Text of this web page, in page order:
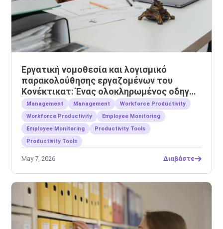
Εργατική νομοθεσία και λογισμικό
παρακολούθησης εργαζομένων του
Κονέκτικατ: Ένας ολοκληρωμένος οδηγός
για εργοδότες
Management Management
Workforce Productivity
Workforce Productivity
Employee Monitoring
Employee Monitoring
Productivity Tools
Productivity Tools
May 7, 2026 Διαβάστε